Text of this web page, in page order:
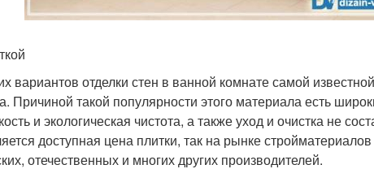
отделки стен в ванной комнате самой
Причиной такой популярности этого материала есть
и экологическая чистота, а также уход и очистка не
доступная цена плитки, так на рынке стройматериалов
отечественных и многих других производителей.